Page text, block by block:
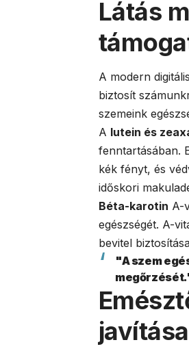
Látás
A modern
biztosít
szemeink
A lutein és
fenntartásában.
kék fényt, és
időskori
Béta-karotin A-
egészségét. A-
bevitel
"A szem
javítása